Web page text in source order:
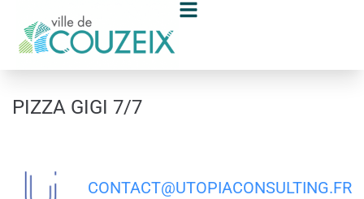
PIZZA GIGI 7/7
CONTACT@UTOPIACONSULTING.FR